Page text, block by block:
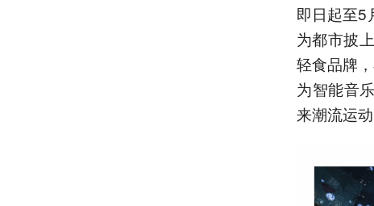
即日起至5
为都市披
轻食品牌
为智能音
来潮流运